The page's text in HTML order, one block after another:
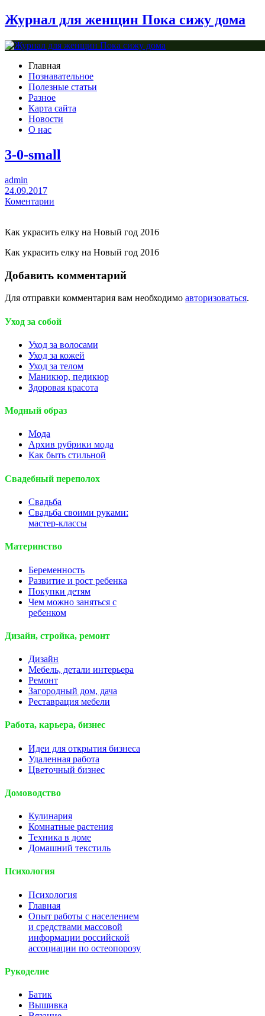
Журнал для женщин Пока сижу дома
Главная
Познавательное
Полезные статьи
Разное
Карта сайта
Новости
О нас
3-0-small
admin
24.09.2017
Коментарии
Как украсить елку на Новый год 2016
Как украсить елку на Новый год 2016
Добавить комментарий
Для отправки комментария вам необходимо авторизоваться.
Уход за собой
Уход за волосами
Уход за кожей
Уход за телом
Маникюр, педикюр
Здоровая красота
Модный образ
Мода
Архив рубрики мода
Как быть стильной
Свадебный переполох
Свадьба
Свадьба своими руками:
мастер-классы
Материнство
Беременность
Развитие и рост ребенка
Покупки детям
Чем можно заняться с
ребенком
Дизайн, стройка, ремонт
Дизайн
Мебель, детали интерьера
Ремонт
Загородный дом, дача
Реставрация мебели
Работа, карьера, бизнес
Идеи для открытия бизнеса
Удаленная работа
Цветочный бизнес
Домоводство
Кулинария
Комнатные растения
Техника в доме
Домашний текстиль
Психология
Психология
Главная
Опыт работы с населением
и средствами массовой
информации российской
ассоциации по остеопорозу
Рукоделие
Батик
Вышивка